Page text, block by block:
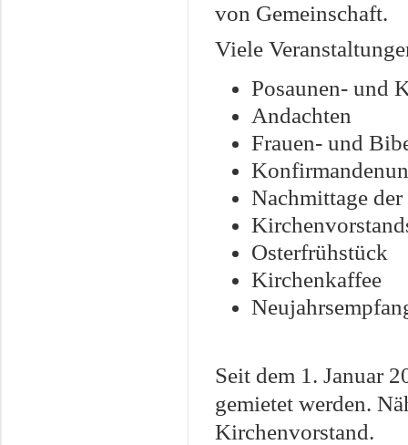
von Gemeinschaft.
Viele
Posaunen- und
Andachten
Frauen- und
Nachmittage
Osterfrühstück
Kirchenkaffee
Seit dem 1. Januar
gemietet werden.
Kirchenvorstand.